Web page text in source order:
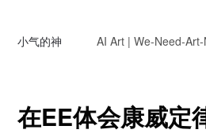
小气的神 AI Art | We-Need-
在EE体会康威定